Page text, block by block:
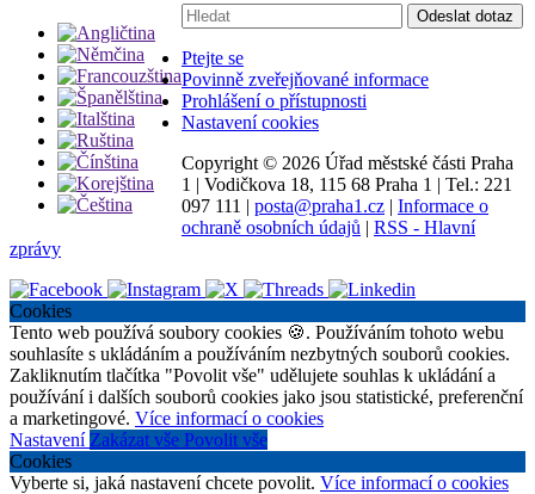
Vyhledávání:
Odeslat dotaz
Ptejte se
Povinně zveřejňované informace
Prohlášení o přístupnosti
Nastavení cookies
Copyright © 2026 Úřad městské části Praha
1 | Vodičkova 18, 115 68 Praha 1 | Tel.: 221
097 111 | posta@praha1.cz | Informace o
ochraně osobních údajů | RSS - Hlavní
zprávy
Cookies
Tento web používá soubory cookies 🍪. Používáním tohoto webu
souhlasíte s ukládáním a používáním nezbytných souborů cookies.
Zakliknutím tlačítka "Povolit vše" udělujete souhlas k ukládání a
používání i dalších souborů cookies jako jsou statistické, preferenční
a marketingové. Více informací o cookies
Nastavení Zakázat vše Povolit vše
Cookies
Vyberte si, jaká nastavení chcete povolit. Více informací o cookies